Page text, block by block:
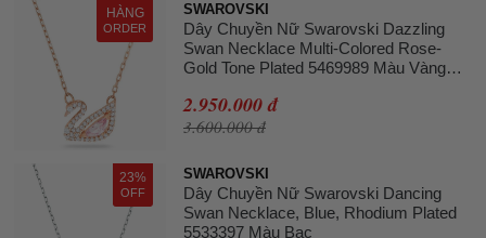
HÀNG
ORDER
SWAROVSKI
Dây Chuyền Nữ Swarovski Dazzling
Swan Necklace Multi-Colored Rose-
Gold Tone Plated 5469989 Màu Vàng
2.950.000 đ
3.600.000 đ
23%
OFF
SWAROVSKI
Dây Chuyền Nữ Swarovski Dancing
Swan Necklace, Blue, Rhodium Plated
5533397 Màu Bạc